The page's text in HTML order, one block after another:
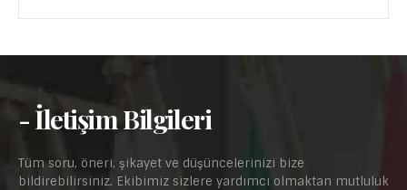
- İletişim Bilgileri
Tüm soru, öneri, şikayet ve düşüncelerinizi bize
bildirebilirsiniz. Ekibimiz sizlere yardımcı olmaktan mutluluk